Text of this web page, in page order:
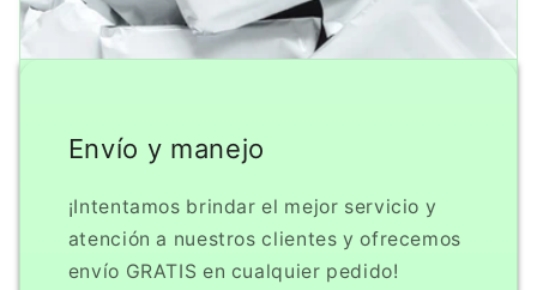
Envío y manejo
¡Intentamos brindar el mejor servicio y
atención a nuestros clientes y ofrecemos
envío GRATIS en cualquier pedido!